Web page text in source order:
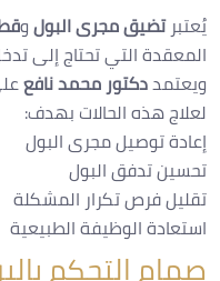
يُعتبرتضيق مجرى البولو
المعقدة التي تحتاج إلى
ويعتمددكتور محمد نافع
لعلاج هذه الحالات بهدف:
إعادة توصيل مجرى البول
تحسين تدفق البول
تقليل فرص تكرار المشكلة
استعادة الوظيفة الطبيعية
صمام التحكم